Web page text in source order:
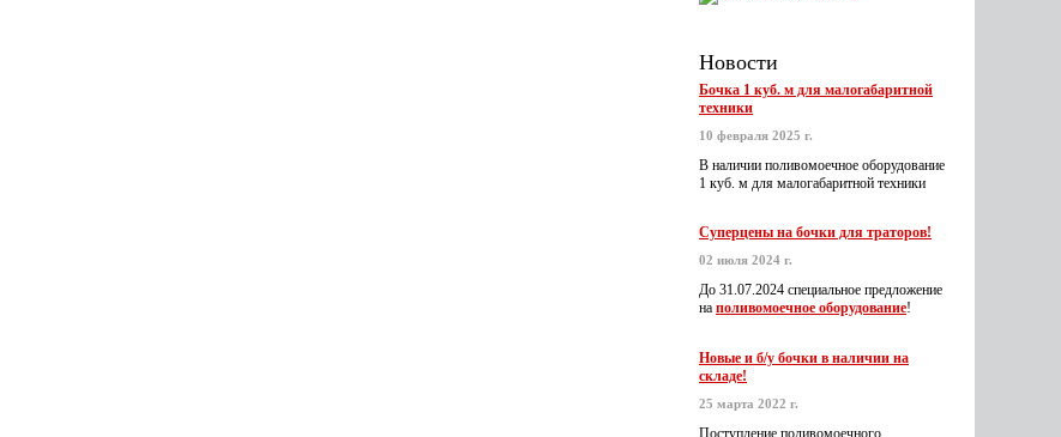
Новости
Бочка 1 куб. м для малогабаритной
техники
10 февраля 2025 г.
В наличии поливомоечное оборудование
1 куб. м для малогабаритной техники
Суперцены на бочки для траторов!
02 июля 2024 г.
До 31.07.2024 специальное предложение
на поливомоечное оборудование!
Новые и б/у бочки в наличии на
складе!
25 марта 2022 г.
Поступление поливомоечного